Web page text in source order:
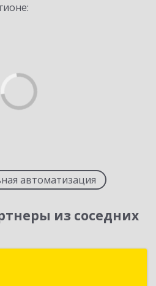
автоматизация
из соседних